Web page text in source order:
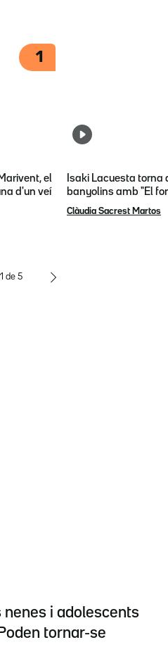
1
el
d'un veí
Isaki Lacuesta torna
banyolins amb "El
Clàudia Sacrest Martos
1 de 5
i adolescents
tornar-se